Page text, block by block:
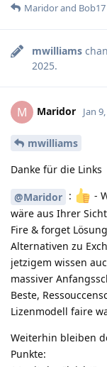
Maridorand Bob17
mwilliams
2025.
M Maridor Jan
mwilliams
Danke für die Links
@Maridor :
-
wäre aus Ihrer
Fire & forget
Alternativen zu
jetzigem wissen
massiver
Beste,
Lizenmodell faire
Weiterhin bleiben
Punkte: